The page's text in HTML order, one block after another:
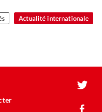
Actualité internationale